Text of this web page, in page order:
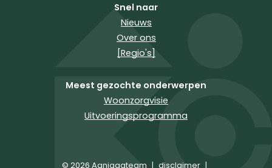
Snel naar
Nieuws
Over ons
[Regio's]
Meest gezochte onderwerpen
Woonzorgvisie
Uitvoeringsprogramma
© 2026 Aanjaagteam | disclaimer |